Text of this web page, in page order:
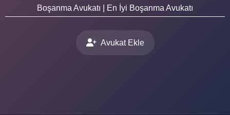
Boşanma Avukatı | En İyi Boşanma Avukatı
Avukat Ekle